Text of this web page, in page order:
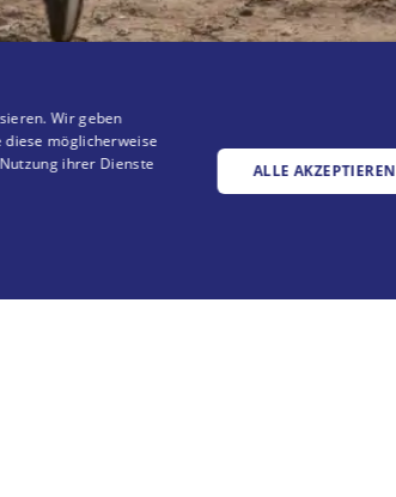
Wir geben
möglicherweise
ihrer Dienste
ALLE AKZEPTIEREN